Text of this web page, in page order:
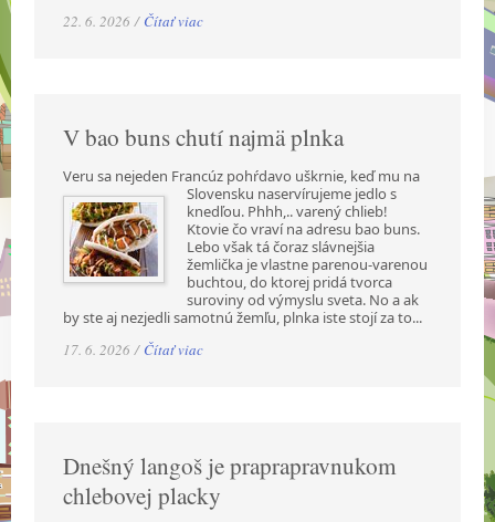
22. 6. 2026 / Čítať viac
V bao buns chutí najmä plnka
Veru sa nejeden Francúz pohŕdavo uškrnie, keď mu na
Slovensku naservírujeme jedlo s
knedľou. Phhh,.. varený chlieb!
Ktovie čo vraví na adresu bao buns.
Lebo však tá čoraz slávnejšia
žemlička je vlastne parenou-varenou
buchtou, do ktorej pridá tvorca
suroviny od výmyslu sveta. No a ak
by ste aj nezjedli samotnú žemľu, plnka iste stojí za to...
17. 6. 2026 / Čítať viac
Dnešný langoš je praprapravnukom
chlebovej placky